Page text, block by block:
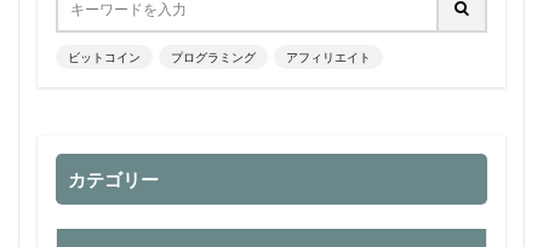
ビットコイン プログラミング アフィリエイト
カテゴリー